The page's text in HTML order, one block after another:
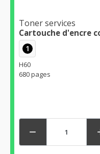
Toner services
Cartouche d'encre
1
H60
680 pages
